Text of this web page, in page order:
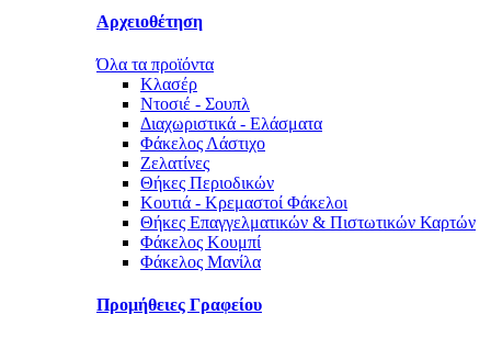
Αρχειοθέτηση
Όλα τα προϊόντα
Κλασέρ
Ντοσιέ - Σουπλ
Διαχωριστικά - Ελάσματα
Φάκελος Λάστιχο
Ζελατίνες
Θήκες Περιοδικών
Κουτιά - Κρεμαστοί Φάκελοι
Θήκες Επαγγελματικών & Πιστωτικών Καρτών
Φάκελος Κουμπί
Φάκελος Μανίλα
Προμήθειες Γραφείου